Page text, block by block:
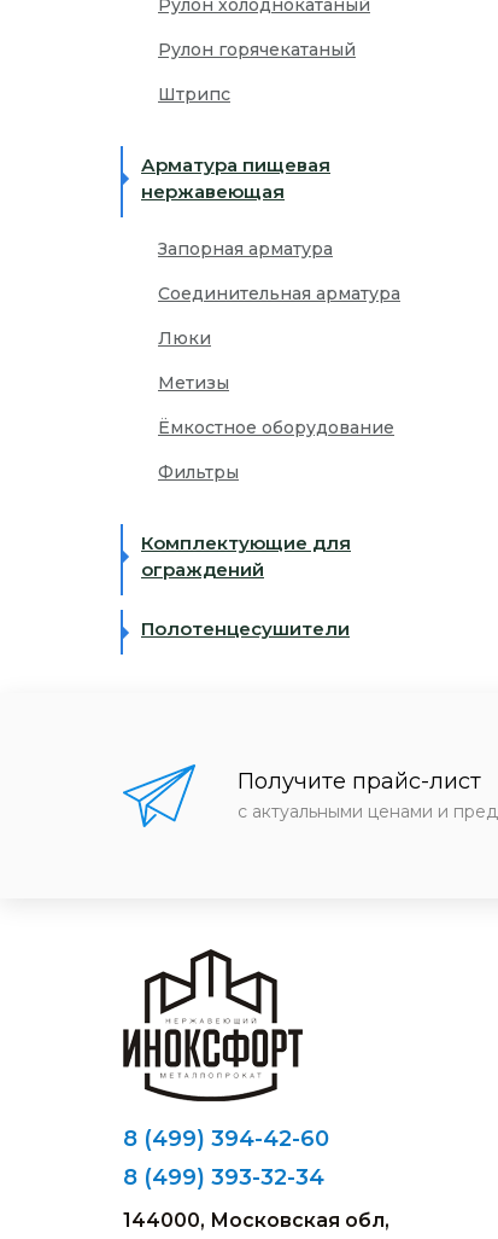
Рулон холоднокатаный
Рулон горячекатаный
Штрипс
Арматура пищевая
нержавеющая
Запорная арматура
Соединительная арматура
Люки
Метизы
Ёмкостное оборудование
Фильтры
Комплектующие для
ограждений
Полотенцесушители
Получите прайс-лист
с актуальными ценами и
8 (499) 394-42-60
8 (499) 393-32-34
144000, Московская обл,